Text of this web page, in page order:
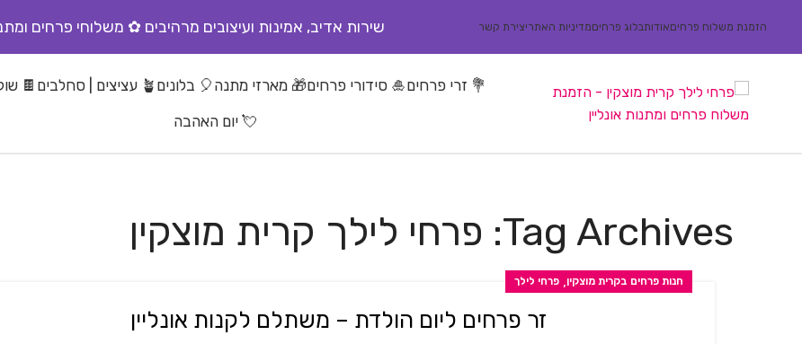
הזמנת משלוח פרחיםאודותבלוג פרחיםמדיניות האתריצירת קשר שירות אדיב, אמינות ועיצובים מרהיבים ✿ משלוחי פרחים
💐 זרי פרחים🎍 סידורי פרחים🎁 מארזי מתנה 🎈 בלונים 🪴 עציצים | סחלבים
🍫
💘 יום האהבה
Tag Archives: פרחי לילך קרית מוצקין
חנות פרחים בקרית מוצקין,פרחי לילך
זר פרחים ליום הולדת – משתלם לקנות אונליין